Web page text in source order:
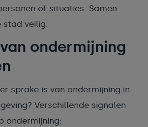
of situaties. Samen
stad veilig.
ondermijning
sprake is van ondermijning in
Verschillende signalen
ondermijning: